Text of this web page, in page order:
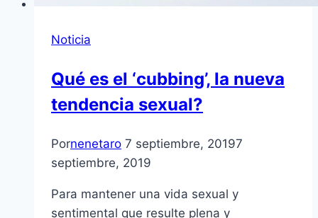
Noticia
Qué es el ‘cubbing’, la nueva
tendencia sexual?
Pornenetaro 7 septiembre, 20197
septiembre, 2019
Para mantener una vida sexual y
sentimental que resulte plena y